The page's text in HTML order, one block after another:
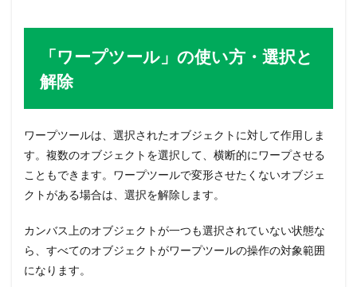
「ワープツール」の使い方・選択と
解除
ワープツールは、選択されたオブジェクトに対して作用しま
す。複数のオブジェクトを選択して、横断的にワープさせる
こともできます。ワープツールで変形させたくないオブジェ
クトがある場合は、選択を解除します。
カンバス上のオブジェクトが一つも選択されていない状態な
ら、すべてのオブジェクトがワープツールの操作の対象範囲
になります。